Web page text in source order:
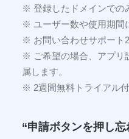
※ 登録したドメインでの
※ ユーザー数や使用期間
※ お問い合わせサポート
※ ご希望の場合、アプリ
属します。
※ 2週間無料トライアル
“申請ボタンを押し